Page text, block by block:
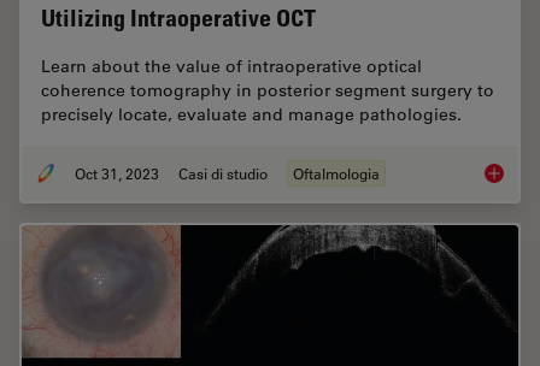
Utilizing Intraoperative OCT
Learn about the value of intraoperative optical
coherence tomography in posterior segment surgery to
precisely locate, evaluate and manage pathologies.
Oct 31, 2023 Casi di studio Oftalmologia